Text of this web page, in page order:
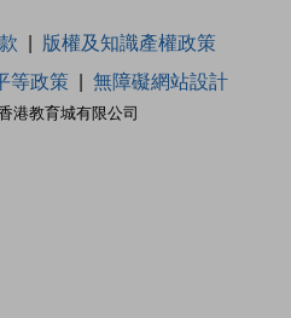
港教育城有限公司
版權及知識產權政策
等政策 無障礙網站設計